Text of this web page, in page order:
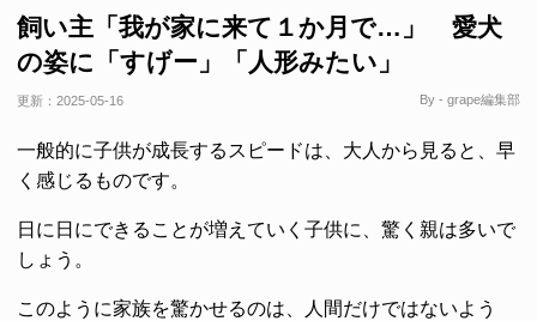
飼い主「我が家に来て１か月で…」 愛犬
の姿に「すげー」「人形みたい」
更新： 2025-05-16 By - grape編集部
一般的に子供が成長するスピードは、大人から見ると、早
く感じるものです。
日に日にできることが増えていく子供に、驚く親は多いで
しょう。
このように家族を驚かせるのは、人間だけではないよう